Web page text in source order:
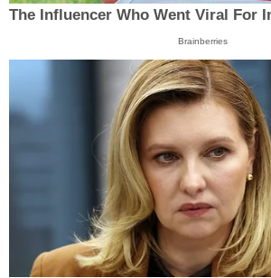
The Influencer Who Went Viral For
Brainberries